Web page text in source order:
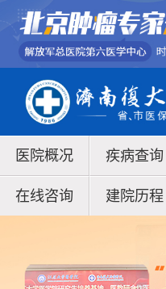
医院概况 疾病查询
在线咨询 建院历程